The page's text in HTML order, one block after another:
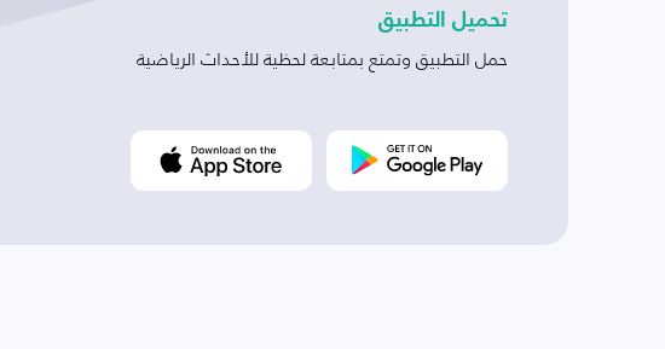
تحميل التطبيق
حمل التطبيق وتمتع بمتابعة لحظية للأحداث الرياضية